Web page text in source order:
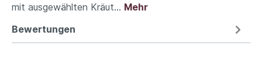
mit ausgewählten Kräut… Mehr
Bewertungen